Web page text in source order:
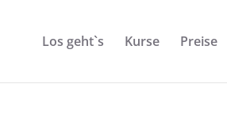
Los geht`s Kurse Preise